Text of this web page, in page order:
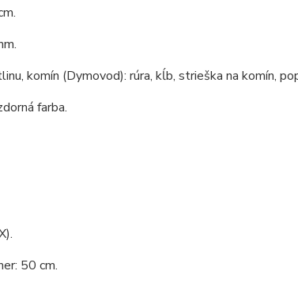
komín (Dymovod): rúra, kĺb, strieška na komín,
farba.
50 cm.